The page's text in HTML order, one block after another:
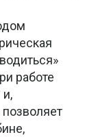
работе
и,